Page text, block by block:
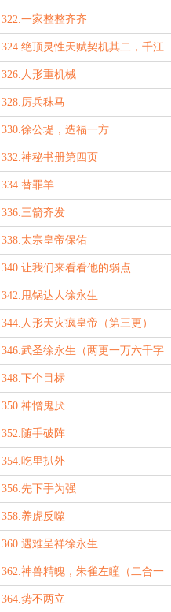
322.一家整整齐齐
324.绝顶灵性天赋契机其二，千江
月魄
326.人形重机械
328.厉兵秣马
330.徐公堤，造福一方
332.神秘书册第四页
334.替罪羊
336.三箭齐发
338.太宗皇帝保佑
340.让我们来看看他的弱点……
嗯，没有弱点
342.甩锅达人徐永生
344.人形天灾疯皇帝（第三更）
346.武圣徐永生（两更一万六千字
到！）
348.下个目标
350.神憎鬼厌
352.随手破阵
354.吃里扒外
356.先下手为强
358.养虎反噬
360.遇难呈祥徐永生
362.神兽精魄，朱雀左瞳（二合一
章节）
364.势不两立